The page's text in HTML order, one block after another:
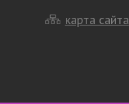
карта сайта